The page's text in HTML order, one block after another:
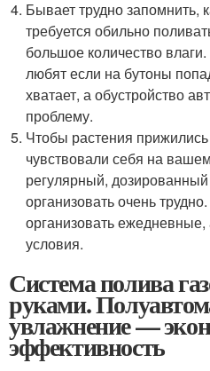
Бывает трудно запомнить,
требуется обильно
большое количество
любят если на бутоны
хватает, а обустройство
проблему.
Чтобы растения
чувствовали себя на
регулярный,
организовать очень
организовать
условия.
Система полива
руками.
увлажнение —
эффективность